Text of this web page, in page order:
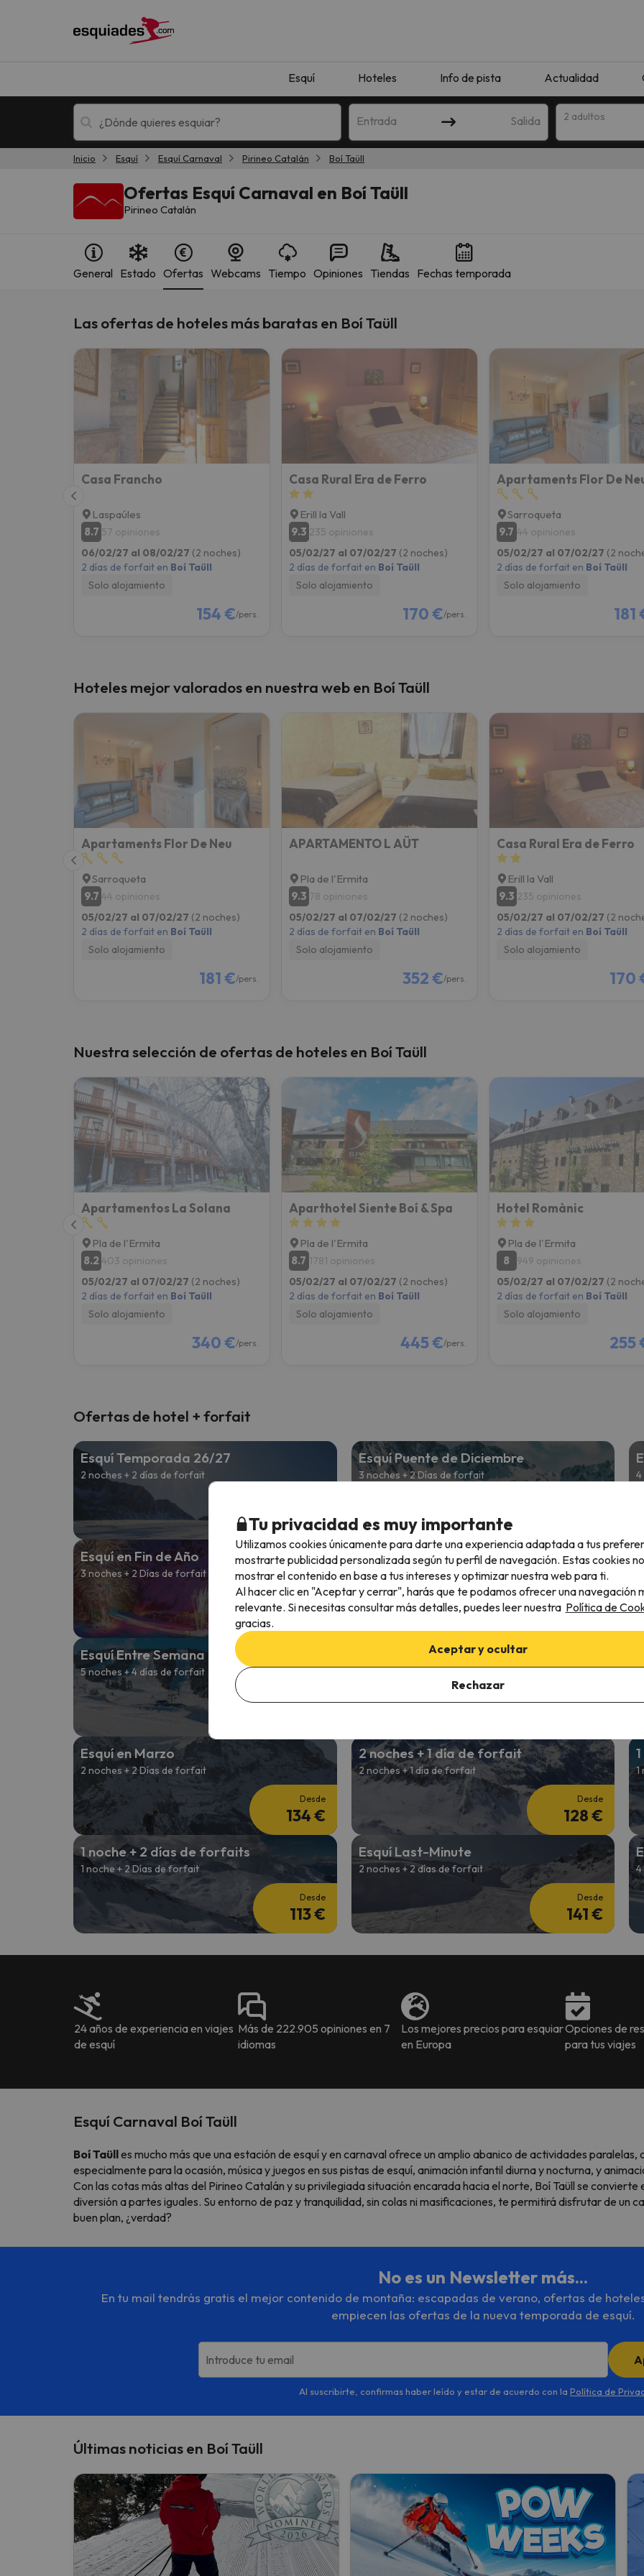
Esquí Hoteles Info de pista Actualidad
Entrada Salida 2 adultos
Esquí Escapadas
¡Vaya! Parece que nuestro buscador ha perdido el norte. En cuanto encuentre su brújula vuelve.
Inicio Esquí Esquí Carnaval Pirineo Catalán Boí Taüll
Ofertas Esquí Carnaval en Boí Taüll
Pirineo Catalán
General Estado Ofertas Webcams Tiempo Opiniones Tiendas Fechas temporada
Las ofertas de hoteles más baratas en Boí Taüll
Casa Francho
Laspaúles
8.7 57 opiniones
06/02/27 al 08/02/27 (2 noches)
2 días de forfait en Boí Taüll
Solo alojamiento
154 €/pers.
Casa Rural Era de Ferro
Erill la Vall
9.3 235 opiniones
05/02/27 al 07/02/27 (2 noches)
2 días de forfait en Boí Taüll
Solo alojamiento
170 €/pers.
Apartaments Flor De
Sarroqueta
9.7 44 opiniones
05/02/27 al 07/02/27 (2
2 días de forfait en Boí Taüll
Solo alojamiento
181
Hoteles mejor valorados en nuestra web en Boí Taüll
Apartaments Flor De Neu
Sarroqueta
9.7 44 opiniones
05/02/27 al 07/02/27 (2 noches)
2 días de forfait en Boí Taüll
Solo alojamiento
181 €/pers.
APARTAMENTO L AÜT
Pla de l'Ermita
9.3 78 opiniones
05/02/27 al 07/02/27 (2 noches)
2 días de forfait en Boí Taüll
Solo alojamiento
352 €/pers.
Casa Rural Era de Ferro
Erill la Vall
9.3 235 opiniones
05/02/27 al 07/02/27 (2
2 días de forfait en Boí Taüll
Solo alojamiento
170
Nuestra selección de ofertas de hoteles en Boí Taüll
Apartamentos La Solana
Pla de l'Ermita
8.2 403 opiniones
05/02/27 al 07/02/27 (2 noches)
2 días de forfait en Boí Taüll
Solo alojamiento
340 €/pers.
Aparthotel Siente Boí & Spa
Pla de l'Ermita
8.7 1781 opiniones
05/02/27 al 07/02/27 (2 noches)
2 días de forfait en Boí Taüll
Solo alojamiento
445 €/pers.
Hotel Romànic
Pla de l'Ermita
8
949 opiniones
05/02/27 al 07/02/27 (2
2 días de forfait en Boí Taüll
Solo alojamiento
255
Ofertas de hotel + forfait
Esquí Temporada 26/27
2 noches + 2 días de forfait
154 €
Esquí Puente de Diciembre
3 noches + 2 Días de forfait
Esquí en Fin de Año
3 noches + 2 Días de forfait
Esquí en Reyes
4 noches + 3 Días de forfait
Desde
245 €
Esquí Entre Semana
5 noches + 4 días de forfait
Desde
Esquí en Enero
2 noches + 2 Días de forfait
Desde
Esquí en Marzo
2 noches + 2 Días de forfait
Desde
134 €
2 noches + 1 día de forfait
2 noches + 1 día de forfait
Desde
128 €
1
1 noche + 2 días de forfaits
1 noche + 2 Días de forfait
Desde
113 €
Esquí Last-Minute
2 noches + 2 días de forfait
Desde
141 €
24 años de experiencia en viajes
de esquí
Más de 222.905 opiniones en 7
idiomas
Los mejores precios para esquiar
en Europa
Opciones de
para tus viajes
Esquí Carnaval Boí Taüll
Boí Taülles mucho más que una estación de esquí y en carnaval ofrece un amplio abanico de actividades
especialmente para la ocasión, música y juegos en sus pistas de esquí, animación infantil diurna y nocturna, y
Con las cotas más altas del Pirineo Catalán y su privilegiada situación encarada hacia el norte, Boí Taüll se
diversión a partes iguales. Su entorno de paz y tranquilidad, sin colas ni masificaciones, te permitirá disfrutar de un
buen plan, ¿verdad?
No es un Newsletter más...
En tu mail tendrás gratis el mejor contenido de montaña: escapadas de verano, ofertas de
empiecen las ofertas de la nueva temporada de esquí.
Introduce tu email
Al suscribirte, confirmas haber leído y estar de acuerdo con la Política de
Últimas noticias en Boí Taüll
Tu privacidad es muy importante
Utilizamos cookies únicamente para darte una experiencia adaptada a tus
mostrarte publicidad personalizada según tu perfil de navegación. Estas cookies
mostrar el contenido en base a tus intereses y optimizar nuestra web para ti.
Al hacer clic en "Aceptar y cerrar", harás que te podamos ofrecer una navegación
relevante. Si necesitas consultar más detalles, puedes leer nuestra Política de
gracias.
Aceptar y ocultar
Rechazar